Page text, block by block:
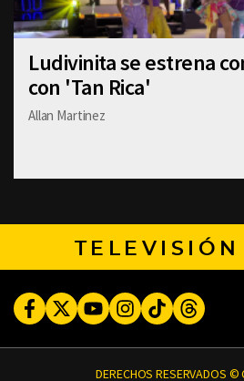
Ludivinita se estrena
con 'Tan Rica'
Allan Martinez
TELEVISIÓN
FacebookTwitterYoutubeInstagram
TikTokThreads
DERECHOS RESERVADOS ©